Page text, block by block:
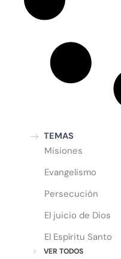
TEMAS
Misiones
Evangelismo
Persecución
El juicio de Dios
El Espíritu Santo
VER TODOS